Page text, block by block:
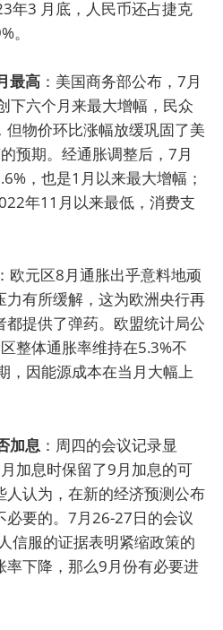
年3 月底，人民币还占捷克
。
最高 ：美国商务部公布，7月
下六个月来最大增幅，民众
物价环比涨幅放缓巩固了美
预期。经通胀调整后，7月
，也是1月以来最大增幅；
年11月以来最低，消费支
欧元区8月通胀出乎意料地顽
力有所缓解，这为欧洲央行再
提供了弹药。欧盟统计局公
整体通胀率维持在5.3%不
，因能源成本在当月大幅上
加息 ：周四的会议记录显
加息时保留了9月加息的可
认为，在新的经济预测公布
必要的。7月26-27日的会议
信服的证据表明紧缩政策的
率下降，那么9月份有必要进